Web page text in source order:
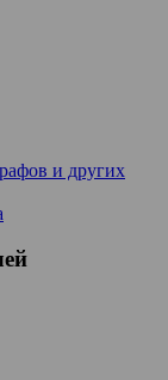
и других